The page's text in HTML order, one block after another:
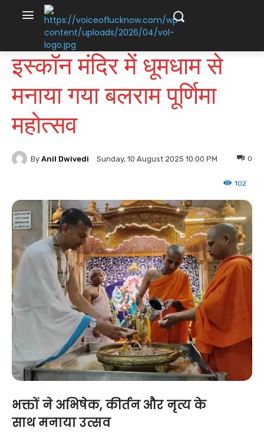
इस्कॉन मंदिर में धूमधाम से
मनाया गया बलराम पूर्णिमा
महोत्सव
By Anil Dwivedi Sunday, 10 August 2025 10:00 PM 0
102
भक्तों ने अभिषेक, कीर्तन और नृत्य के
साथ मनाया उत्सव